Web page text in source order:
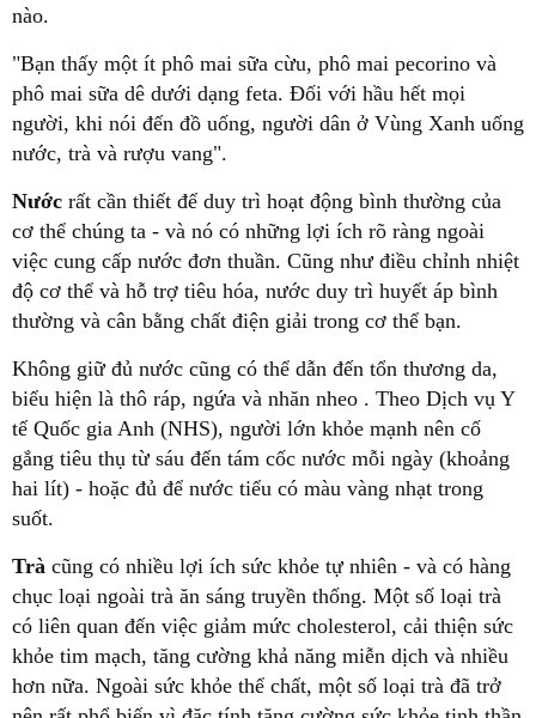
nào.
"Bạn thấy một ít phô mai sữa cừu, phô mai pecorino và
phô mai sữa dê dưới dạng feta. Đối với hầu hết mọi
người, khi nói đến đồ uống, người dân ở Vùng Xanh uống
nước, trà và rượu vang".
Nước rất cần thiết để duy trì hoạt động bình thường của
cơ thể chúng ta - và nó có những lợi ích rõ ràng ngoài
việc cung cấp nước đơn thuần. Cũng như điều chỉnh nhiệt
độ cơ thể và hỗ trợ tiêu hóa, nước duy trì huyết áp bình
thường và cân bằng chất điện giải trong cơ thể bạn.
Không giữ đủ nước cũng có thể dẫn đến tổn thương da,
biểu hiện là thô ráp, ngứa và nhăn nheo . Theo Dịch vụ Y
tế Quốc gia Anh (NHS), người lớn khỏe mạnh nên cố
gắng tiêu thụ từ sáu đến tám cốc nước mỗi ngày (khoảng
hai lít) - hoặc đủ để nước tiểu có màu vàng nhạt trong
suốt.
Trà cũng có nhiều lợi ích sức khỏe tự nhiên - và có hàng
chục loại ngoài trà ăn sáng truyền thống. Một số loại trà
có liên quan đến việc giảm mức cholesterol, cải thiện sức
khỏe tim mạch, tăng cường khả năng miễn dịch và nhiều
hơn nữa. Ngoài sức khỏe thể chất, một số loại trà đã trở